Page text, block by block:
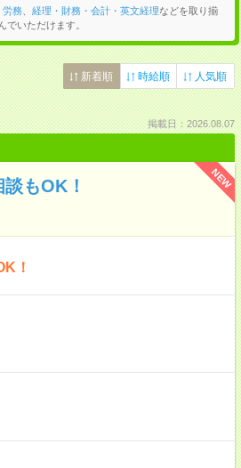
労務、 経理・財務・会計・英文経理などを取り揃
でいただけます。
新着順 時給順 人気順
掲載日：2026.08.07
NEW
もOK！
！